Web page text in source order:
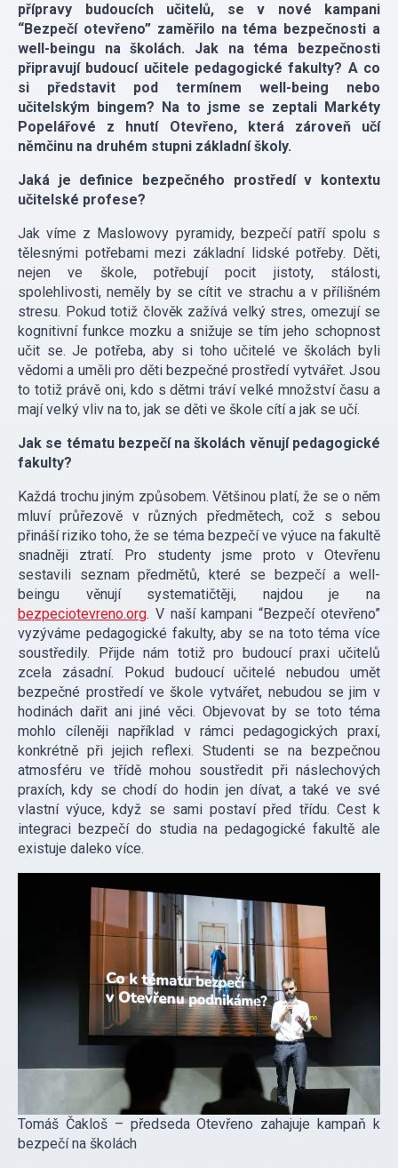
přípravy budoucích učitelů, se v nové kampani
“Bezpečí otevřeno” zaměřilo na téma bezpečnosti a
well-beingu na školách. Jak na téma bezpečnosti
připravují budoucí učitele pedagogické fakulty? A co
si představit pod termínem well-being nebo
učitelským bingem? Na to jsme se zeptali Markéty
Popelářové z hnutí Otevřeno, která zároveň učí
němčinu na druhém stupni základní školy.
Jaká je definice bezpečného prostředí v kontextu
učitelské profese?
Jak víme z Maslowovy pyramidy, bezpečí patří spolu s
tělesnými potřebami mezi základní lidské potřeby. Děti,
nejen ve škole, potřebují pocit jistoty, stálosti,
spolehlivosti, neměly by se cítit ve strachu a v přílišném
stresu. Pokud totiž člověk zažívá velký stres, omezují se
kognitivní funkce mozku a snižuje se tím jeho schopnost
učit se. Je potřeba, aby si toho učitelé ve školách byli
vědomi a uměli pro děti bezpečné prostředí vytvářet. Jsou
to totiž právě oni, kdo s dětmi tráví velké množství času a
mají velký vliv na to, jak se děti ve škole cítí a jak se učí.
Jak se tématu bezpečí na školách věnují pedagogické
fakulty?
Každá trochu jiným způsobem. Většinou platí, že se o něm
mluví průřezově v různých předmětech, což s sebou
přináší riziko toho, že se téma bezpečí ve výuce na fakultě
snadněji ztratí. Pro studenty jsme proto v Otevřenu
sestavili seznam předmětů, které se bezpečí a well-
beingu věnují systematičtěji, najdou je na
bezpeciotevreno.org. V naší kampani “Bezpečí otevřeno”
vyzýváme pedagogické fakulty, aby se na toto téma více
soustředily. Přijde nám totiž pro budoucí praxi učitelů
zcela zásadní. Pokud budoucí učitelé nebudou umět
bezpečné prostředí ve škole vytvářet, nebudou se jim v
hodinách dařit ani jiné věci. Objevovat by se toto téma
mohlo cíleněji například v rámci pedagogických praxí,
konkrétně při jejich reflexi. Studenti se na bezpečnou
atmosféru ve třídě mohou soustředit při náslechových
praxích, kdy se chodí do hodin jen dívat, a také ve své
vlastní výuce, když se sami postaví před třídu. Cest k
integraci bezpečí do studia na pedagogické fakultě ale
existuje daleko více.
Tomáš Čakloš – předseda Otevřeno zahajuje kampaň k
bezpečí na školách